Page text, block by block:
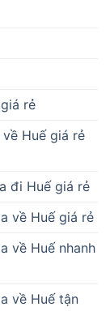
rẻ
Huế giá rẻ
đi Huế giá rẻ
về Huế giá rẻ
về Huế nhanh
về Huế tận